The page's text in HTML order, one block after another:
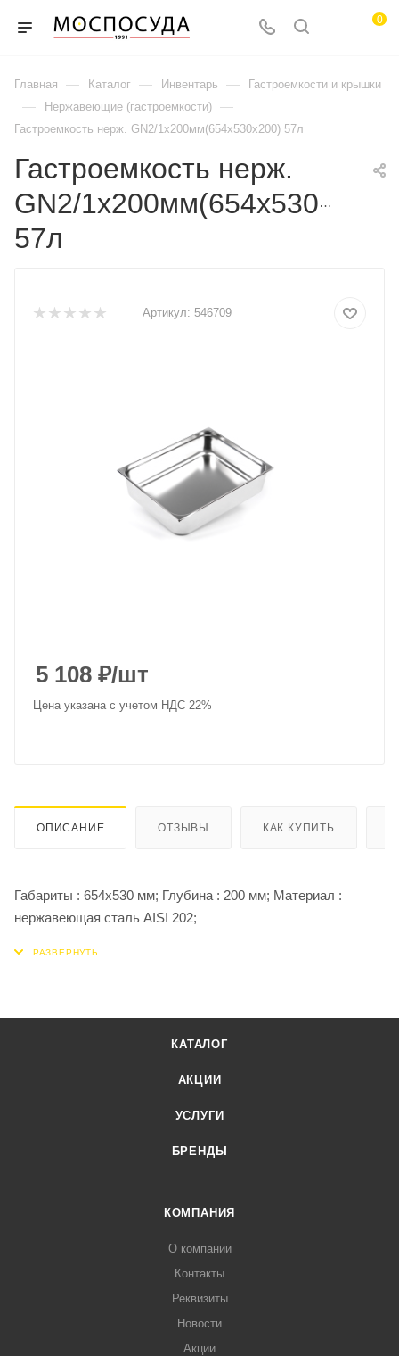
0
Главная — Каталог — Инвентарь — Гастроемкости и крышки
— Нержавеющие (гастроемкости) —
Гастроемкость нерж. GN2/1х200мм(654х530х200) 57л
Гастроемкость нерж.
GN2/1х200мм(654х530х200)
57л
Артикул: 546709
5 108 ₽/шт
Цена указана с учетом НДС 22%
ОПИСАНИЕ ОТЗЫВЫ КАК КУПИТЬ
Габариты : 654x530 мм; Глубина : 200 мм; Материал :
нержавеющая сталь AISI 202;
КАТАЛОГ
АКЦИИ
УСЛУГИ
БРЕНДЫ
КОМПАНИЯ
О компании
Контакты
Реквизиты
Новости
Акции